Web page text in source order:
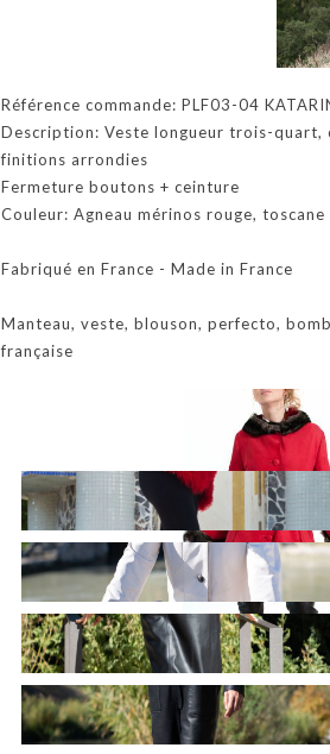
Référence commande: PLF03-04
Description: Veste longueur trois-quart,
finitions arrondies
Fermeture boutons + ceinture
Couleur: Agneau mérinos rouge,
Fabriqué en France - Made in France
Manteau, veste, blouson, perfecto,
française